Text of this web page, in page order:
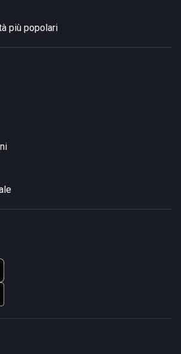
più popolari